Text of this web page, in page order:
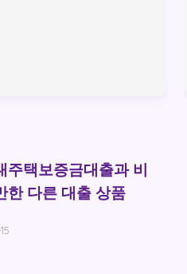
주택보증금대출과 비
한 다른 대출 상품